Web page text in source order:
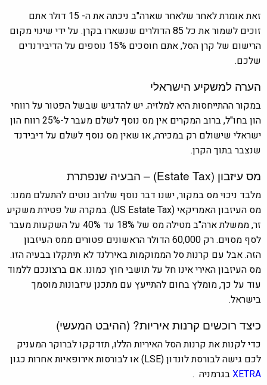
זאת אומרת לאחר שלאחר שארה"ב ניכתה את ה- 15 דולר אתם
זוכים לשמור את כל 85 הדולרים שנשארו בקרן. על ידי שינוי מקום
הרישום של קרן הסל, אתם חוסכים 15% נוספים על הדיבידנדים
שלכם.
הערה למשקיע הישראלי
במקור ההתייחסות היא למלזיה. יש להדגיש שבשל הפטור על רווחי
הון בחו"ל, ברוב המקרים אין מס נוסף לשלם מעבר ל-25% רווח הון
ישראלי שישולם רק במכירה, או שאין מס נוסף לשלם על דיבידנד
שנצבר בתוך הקרן.
מס עיזבון (Estate Tax) – הבעיה שנפתרת
מלבד ניכוי מס במקור, ישנו דבר נוסף שלרוב נוטים להתעלם ממנו:
מס העיזבון האמריקאי (US Estate Tax). במקרה של פטירת משקיע
זר, ממשלת ארה"ב מטילה מס של 18% עד 40% על השקעות מעבר
לסף מסוים. רק 60,000 הדולר הראשונים פטורים ממס העיזבון
הזה. אבל עם קרנות סל הממוקמות באירלנד לא תיתקלו בבעיה הזו.
מס העיזבון האירי אינו חל על תושבי חוץ כמונו. אם ברצונכם ללמוד
עוד על כך, מומלץ בחום להתייעץ עם מתכנן עיזבונות מוסמך
בישראל.
כיצד רוכשים קרנות איריות? (ההיבט המעשי)
כדי לקנות את קרנות הסל האיריות הללו, תזדקקו לברוקר המעניק
לכם גישה לבורסת לונדון (LSE) או לבורסות אירופאיות אחרות כגון
XETRAבגרמניה .